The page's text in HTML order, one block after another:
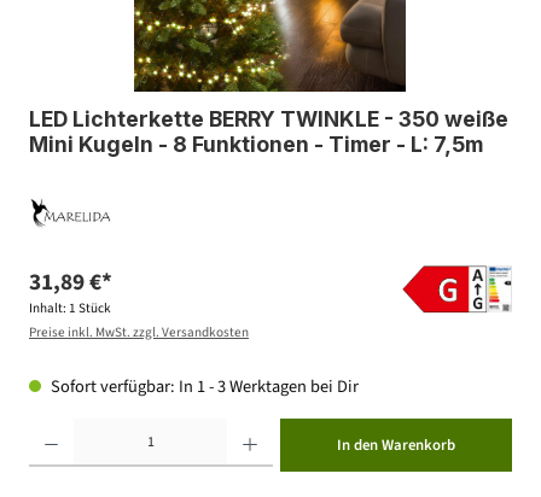
LED Lichterkette BERRY TWINKLE - 350 weiße
Mini Kugeln - 8 Funktionen - Timer - L: 7,5m
31,89 €*
Inhalt: 1 Stück
Preise inkl. MwSt. zzgl. Versandkosten
Sofort verfügbar: In 1 - 3 Werktagen bei Dir
In den Warenkorb